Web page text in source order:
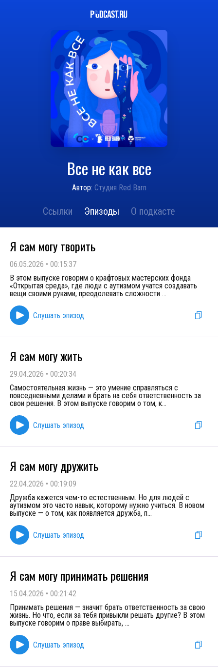
Все не как все
Автор: Студия Red Barn
Ссылки Эпизоды О подкасте
Я сам могу творить
06.05.2026 • 00:15:37
В этом выпуске говорим о крафтовых мастерских фонда
«Открытая среда», где люди с аутизмом учатся создавать
вещи своими руками, преодолевать сложности ...
Слушать эпизод
Я сам могу жить
29.04.2026 • 00:20:34
Самостоятельная жизнь — это умение справляться с
повседневными делами и брать на себя ответственность за
свои решения. В этом выпуске говорим о том, к...
Слушать эпизод
Я сам могу дружить
22.04.2026 • 00:19:09
Дружба кажется чем-то естественным. Но для людей с
аутизмом это часто навык, которому нужно учиться. В новом
выпуске — о том, как появляется дружба, п...
Слушать эпизод
Я сам могу принимать решения
15.04.2026 • 00:21:42
Принимать решения — значит брать ответственность за свою
жизнь. Но что, если за тебя привыкли решать другие? В этом
выпуске говорим о праве выбирать, ...
Слушать эпизод